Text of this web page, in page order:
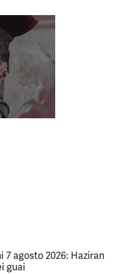
7 agosto 2026: Haziran
guai